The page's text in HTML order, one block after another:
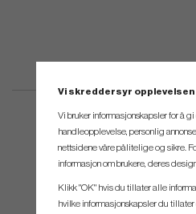
Vi skreddersyr opplevelsen
Vi bruker informasjonskapsler for å
handleopplevelse, personlig
nettsidene våre pålitelige og sikre.
informasjon om brukere, deres
Klikk "OK" hvis du tillater alle
hvilke informasjonskapsler du